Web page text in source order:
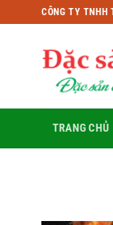
qua
CÔNG TY TNHH
TRANG CHỦ